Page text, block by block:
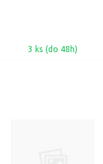
3 ks (do 48h)